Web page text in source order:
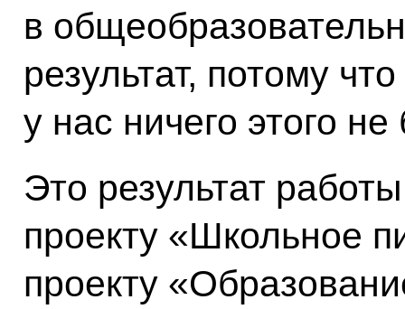
в
результат, потому
у нас ничего этого
Это результат
проекту «Школьное
проекту